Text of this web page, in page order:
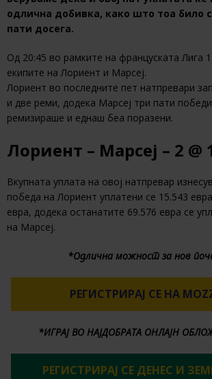
одлична добивка, како што тоа било
пати досега.
Од 20:45 во рамките на француската Лига
екипите на Лориент и Марсеј.
Лориент во последните пет натпревари
и две реми, додека Марсеј три пати
ремизираше и еднаш беа поразени.
Лориент – Марсеј – 2 @
Вкупната уплата на овој натпревар
победа на Лориент уплатени се 15.543
евра, додека останатите 69.576 евра се
на Марсеј.
*Одлична можност за нов
РЕГИСТРИРАЈ СЕ НА
*ИГРАЈ ВО НАЈДОБРАТА ОНЛАЈН
РЕГИСТРИРАЈ СЕ ДЕНЕС И